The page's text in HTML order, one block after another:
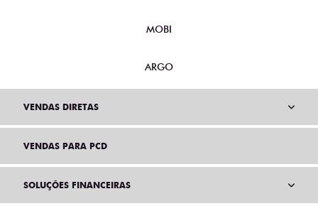
MOBI
ARGO
VENDAS DIRETAS
VENDAS PARA PCD
SOLUÇÕES FINANCEIRAS